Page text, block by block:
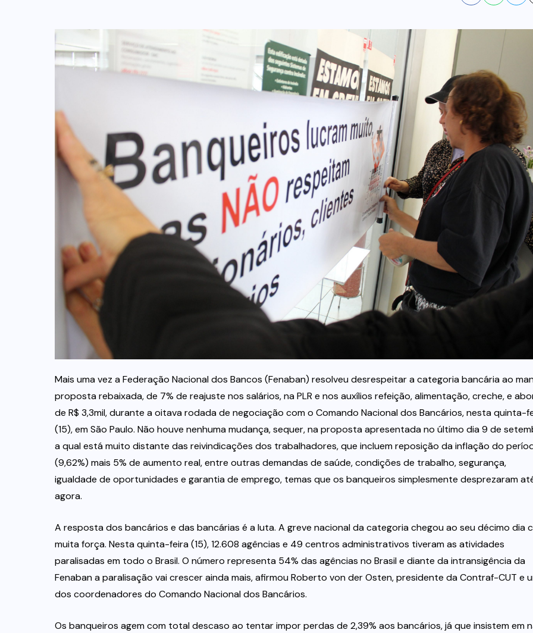
Mais uma vez a Federação Nacional dos Bancos (Fenaban) resolveu desrespeitar a categoria bancária ao
proposta rebaixada, de 7% de reajuste nos salários, na PLR e nos auxílios refeição, alimentação, creche, e
de R$ 3,3mil, durante a oitava rodada de negociação com o Comando Nacional dos Bancários, nesta quinta-
(15), em São Paulo. Não houve nenhuma mudança, sequer, na proposta apresentada no último dia 9 de
a qual está muito distante das reivindicações dos trabalhadores, que incluem reposição da inflação do
(9,62%) mais 5% de aumento real, entre outras demandas de saúde, condições de trabalho, segurança,
igualdade de oportunidades e garantia de emprego, temas que os banqueiros simplesmente desprezaram
agora.
A resposta dos bancários e das bancárias é a luta. A greve nacional da categoria chegou ao seu décimo dia
muita força. Nesta quinta-feira (15), 12.608 agências e 49 centros administrativos tiveram as atividades
paralisadas em todo o Brasil. O número representa 54% das agências no Brasil e diante da intransigência da
Fenaban a paralisação vai crescer ainda mais, afirmou Roberto von der Osten, presidente da Contraf-CUT e
dos coordenadores do Comando Nacional dos Bancários.
Os banqueiros agem com total descaso ao tentar impor perdas de 2,39% aos bancários, já que insistem em